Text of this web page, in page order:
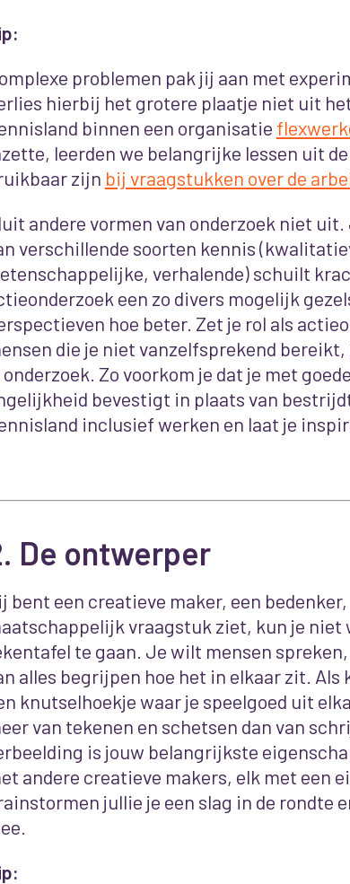
problemen pak jij aan met
hierbij het grotere plaatje niet uit
binnen een organisatie
leerden we belangrijke lessen uit
zijn bij vraagstukken over de
andere vormen van onderzoek niet
verschillende soorten kennis
verhalende) schuilt
een zo divers mogelijk
hoe beter. Zet je rol als
die je niet vanzelfsprekend
onderzoek. Zo voorkom je dat je met
bevestigt in plaats van
inclusief werken en laat je
De ontwerper
bent een creatieve maker, een
vraagstuk ziet, kun je niet
te gaan. Je wilt mensen
alles begrijpen hoe het in elkaar zit.
knutselhoekje waar je speelgoed uit
van tekenen en schetsen dan van
is jouw belangrijkste
andere creatieve makers, elk met een
jullie je een slag in de rondte